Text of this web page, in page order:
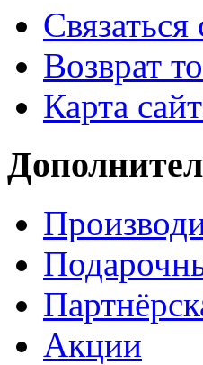
Возврат
Карта
Акции